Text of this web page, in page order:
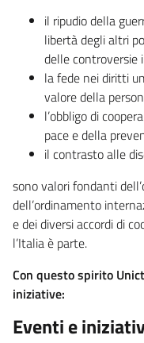
il ripudio della
libertà degli altri
delle controversie
la fede nei diritti
valore della
l’obbligo di
pace e della
il contrasto alle
sono valori fondanti
dell’ordinamento
e dei diversi accordi di
l’Italia è parte.
Con questo spirito
iniziative:
Eventi e